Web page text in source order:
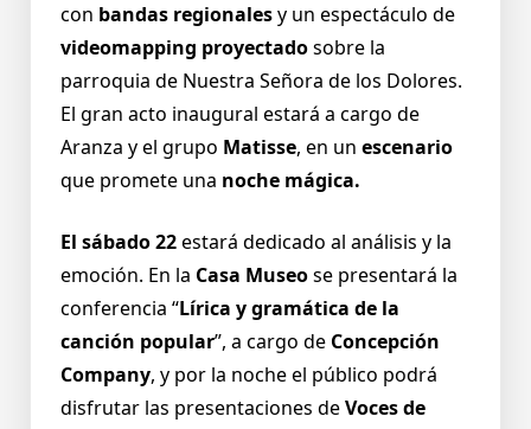
con bandas regionalesy un espectáculo de
videomapping proyectadosobre la
parroquia de Nuestra Señora de los Dolores.
El gran acto inaugural estará a cargo de
Aranza y el grupo Matisse, en un escenario
que promete una noche mágica.
El sábado 22estará dedicado al análisis y la
emoción. En la Casa Museose presentará la
conferencia “Lírica y gramática de la
canción popular”, a cargo de Concepción
Company, y por la noche el público podrá
disfrutar las presentaciones deVoces de